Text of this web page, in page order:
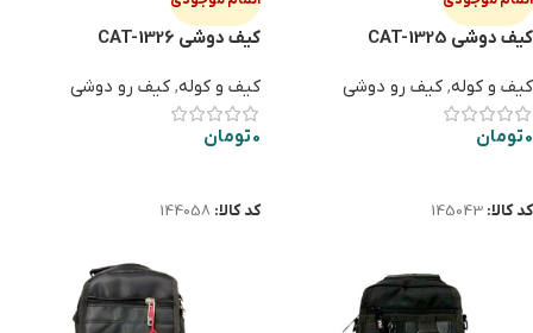
کیف دوشی CAT-1325
کیف و کوله, کیف رو دوشی
0تومان
کد کالا: 145043
کیف دوشی CAT-1326
کیف و کوله, کیف رو دوشی
0تومان
کد کالا: 144058